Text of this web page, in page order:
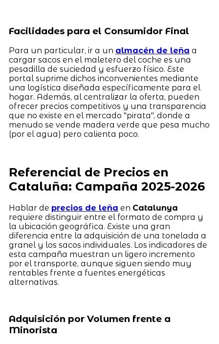
Facilidades para el Consumidor Final
Para un particular, ir a un almacén de leña a
cargar sacos en el maletero del coche es una
pesadilla de suciedad y esfuerzo físico. Este
portal suprime dichos inconvenientes mediante
una logística diseñada específicamente para el
hogar. Además, al centralizar la oferta, pueden
ofrecer precios competitivos y una transparencia
que no existe en el mercado "pirata", donde a
menudo se vende madera verde que pesa mucho
(por el agua) pero calienta poco.
Referencial de Precios en
Cataluña: Campaña 2025-2026
Hablar de precios de leña en Catalunya
requiere distinguir entre el formato de compra y
la ubicación geográfica. Existe una gran
diferencia entre la adquisición de una tonelada a
granel y los sacos individuales. Los indicadores de
esta campaña muestran un ligero incremento
por el transporte, aunque siguen siendo muy
rentables frente a fuentes energéticas
alternativas.
Adquisición por Volumen frente a
Minorista